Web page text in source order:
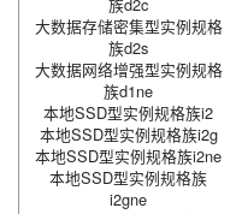
大数据存储密集型实例规格
族d2s
大数据网络增强型实例规格
族d1ne
本地SSD型实例规格族i2
本地SSD型实例规格族i2g
本地SSD型实例规格族i2ne
本地SSD型实例规格族
i2gne